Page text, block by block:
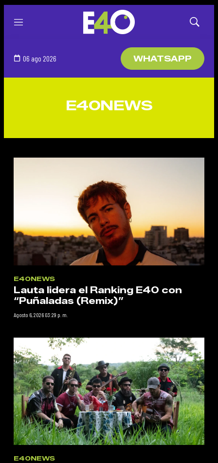
Menú
Mostrar
06 ago 2026 WHATSAPP
E40NEWS
E40NEWS
Lauta lidera el Ranking E40 con
“Puñaladas (Remix)”
Agosto 6, 2026 03:29 p. m.
E40NEWS